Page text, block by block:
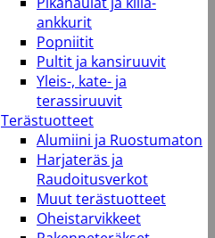
ankkurit
Popniitit
Pultit ja kansiruuvit
Yleis-, kate- ja
terassiruuvit
Terästuotteet
Alumiini ja Ruostumaton
Harjateräs ja
Raudoitusverkot
Muut terästuotteet
Oheistarvikkeet